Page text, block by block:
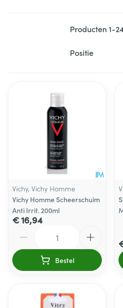
Producten1-
Sorteer op:
Vichy, Vichy Homme
Vichy Homme Scheerschuim
Anti Irrit. 200ml
€ 16,94
Bestel